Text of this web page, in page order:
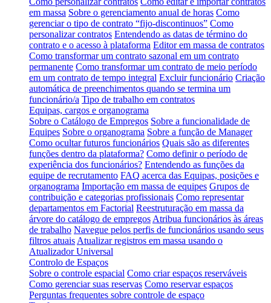
em massa Sobre o gerenciamento anual de horas Como
gerenciar o tipo de contrato “fijo-discontinuos” Como
personalizar contratos Entendendo as datas de término do
contrato e o acesso à plataforma Editor em massa de contratos
Como transformar um contrato sazonal em um contrato
permanente Como transformar um contrato de meio período
em um contrato de tempo integral Excluir funcionário Criação
automática de preenchimentos quando se termina um
funcionário/a Tipo de trabalho em contratos
Equipas, cargos e organograma
Sobre o Catálogo de Empregos Sobre a funcionalidade de
Equipes Sobre o organograma Sobre a função de Manager
Como ocultar futuros funcionários Quais são as diferentes
funções dentro da plataforma? Como definir o período de
experiência dos funcionários? Entendendo as funções da
equipe de recrutamento FAQ acerca das Equipas, posições e
organograma Importação em massa de equipes Grupos de
contribuição e categorias profissionais Como representar
departamentos em Factorial Reestruturação em massa da
árvore do catálogo de empregos Atribua funcionários às áreas
de trabalho Navegue pelos perfis de funcionários usando seus
filtros atuais Atualizar registros em massa usando o
Atualizador Universal
Controlo de Espaços
Sobre o controle espacial Como criar espaços reserváveis
Como gerenciar suas reservas Como reservar espaços
Perguntas frequentes sobre controle de espaço